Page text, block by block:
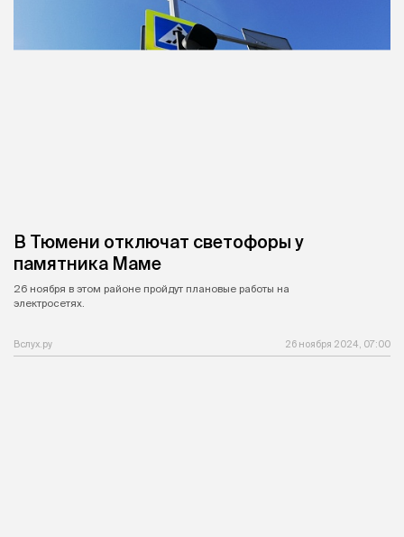
В Тюмени отключат светофоры у
памятника Маме
26 ноября в этом районе пройдут плановые работы на
электросетях.
Вслух.ру 26 ноября 2024, 07:00